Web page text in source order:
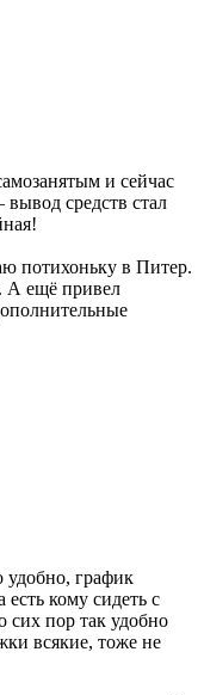
и сейчас
средств стал
потихоньку в Питер.
А ещё привел
удобно, график
кому сидеть с
сих пор так удобно
всякие, тоже не